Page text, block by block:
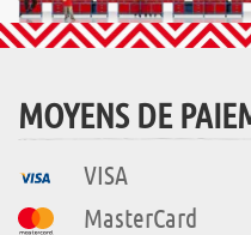
MOYENS DE
VISA
MasterCard